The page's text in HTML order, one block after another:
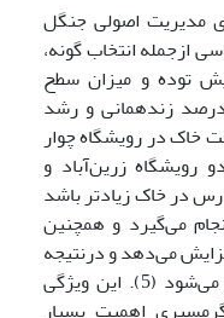
مدیریت اصولی جنگل
ازجمله انتخاب گونه،
توده و میزان سطح
زنده­مانی و رشد
آن قرار دارند (6). بافت خاک در رویشگاه چوار
رویشگاه زرین‌آباد و
رس در خاک زیادتر باشد
می‌گیرد و همچنین
می‌دهد و درنتیجه
باعث افزایش رطوبت ذخیره‌ای خاک می‌شود (5). این ویژگی
اهمیت بسیار